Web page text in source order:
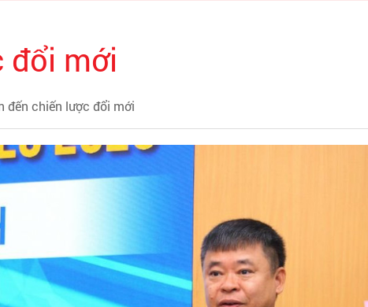
đổi mới
đến chiến lược đổi mới